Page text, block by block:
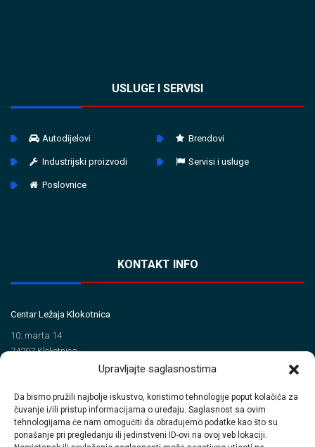
Upravljajte saglasnostima
Da bismo pružili najbolje iskustvo, koristimo tehnologije poput kolačića za
čuvanje i/ili pristup informacijama o uređaju. Saglasnost sa ovim
tehnologijama će nam omogućiti da obrađujemo podatke kao što su
ponašanje pri pregledanju ili jedinstveni ID-ovi na ovoj veb lokaciji.
USLUGE I SERVISI
Autodijelovi Brendovi
Industrijski proizvodi Servisi i usluge
Poslovnice
KONTAKT INFO
Centar Ležaja Klokotnica
10. marta 14
74207 Klokotnica
+387 35 720 560 (Tel)
+387 35 720 414 (Fax)
Email